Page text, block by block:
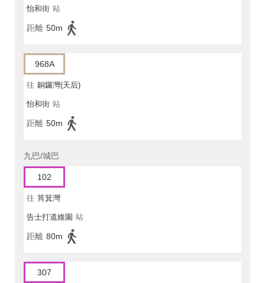
怡和街 站
距離 50m
968A
往 銅鑼灣(天后)
怡和街 站
距離 50m
九巴/城巴
102
往 筲箕灣
告士打道維園 站
距離 80m
307